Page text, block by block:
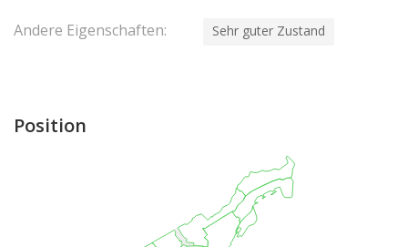
Andere Eigenschaften: Sehr guter Zustand
Position